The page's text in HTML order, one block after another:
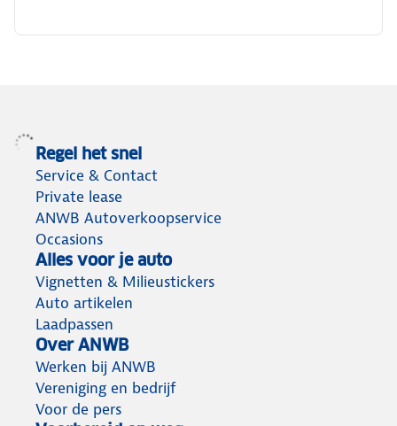
Regel het snel
Service & Contact
Private lease
ANWB Autoverkoopservice
Occasions
Alles voor je auto
Vignetten & Milieustickers
Auto artikelen
Laadpassen
Over ANWB
Werken bij ANWB
Vereniging en bedrijf
Voor de pers